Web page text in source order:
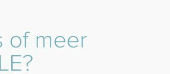
of meer